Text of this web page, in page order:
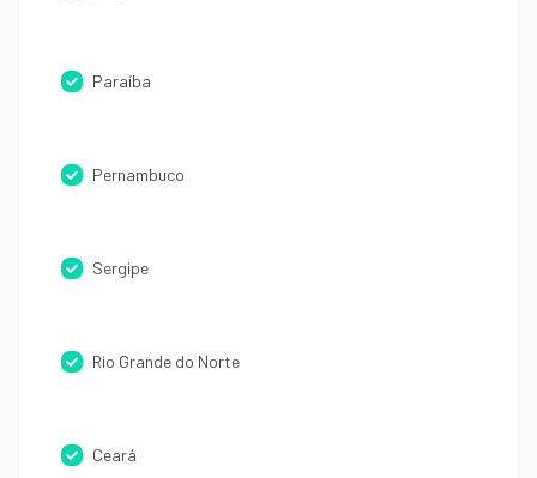
Paraíba
Pernambuco
Sergipe
Rio Grande do Norte
Ceará